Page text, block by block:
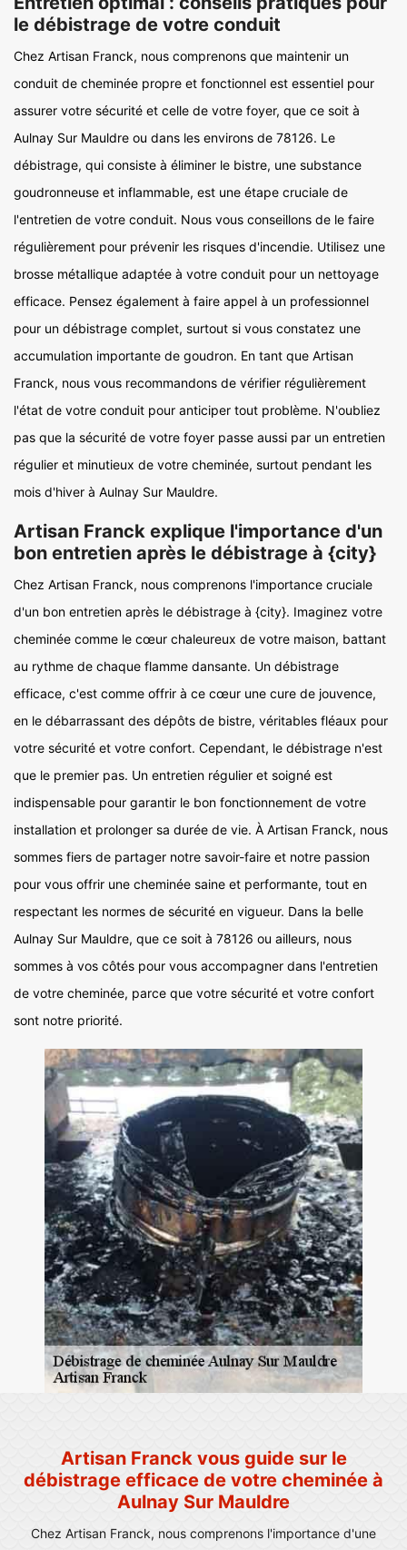
le débistrage de votre conduit
Chez Artisan Franck, nous comprenons que maintenir un
conduit de cheminée propre et fonctionnel est essentiel pour
assurer votre sécurité et celle de votre foyer, que ce soit à
Aulnay Sur Mauldre ou dans les environs de 78126. Le
débistrage, qui consiste à éliminer le bistre, une substance
goudronneuse et inflammable, est une étape cruciale de
l'entretien de votre conduit. Nous vous conseillons de le faire
régulièrement pour prévenir les risques d'incendie. Utilisez une
brosse métallique adaptée à votre conduit pour un nettoyage
efficace. Pensez également à faire appel à un professionnel
pour un débistrage complet, surtout si vous constatez une
accumulation importante de goudron. En tant que Artisan
Franck, nous vous recommandons de vérifier régulièrement
l'état de votre conduit pour anticiper tout problème. N'oubliez
pas que la sécurité de votre foyer passe aussi par un entretien
régulier et minutieux de votre cheminée, surtout pendant les
mois d'hiver à Aulnay Sur Mauldre.
Artisan Franck explique l'importance d'un
bon entretien après le débistrage à {city}
Chez Artisan Franck, nous comprenons l'importance cruciale
d'un bon entretien après le débistrage à {city}. Imaginez votre
cheminée comme le cœur chaleureux de votre maison, battant
au rythme de chaque flamme dansante. Un débistrage
efficace, c'est comme offrir à ce cœur une cure de jouvence,
en le débarrassant des dépôts de bistre, véritables fléaux pour
votre sécurité et votre confort. Cependant, le débistrage n'est
que le premier pas. Un entretien régulier et soigné est
indispensable pour garantir le bon fonctionnement de votre
installation et prolonger sa durée de vie. À Artisan Franck, nous
sommes fiers de partager notre savoir-faire et notre passion
pour vous offrir une cheminée saine et performante, tout en
respectant les normes de sécurité en vigueur. Dans la belle
Aulnay Sur Mauldre, que ce soit à 78126 ou ailleurs, nous
sommes à vos côtés pour vous accompagner dans l'entretien
de votre cheminée, parce que votre sécurité et votre confort
sont notre priorité.
Artisan Franck vous guide sur le
débistrage efficace de votre cheminée à
Aulnay Sur Mauldre
Chez Artisan Franck, nous comprenons l'importance d'une